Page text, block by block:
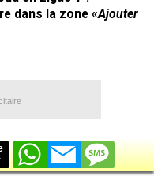
dans la zone «Ajouter